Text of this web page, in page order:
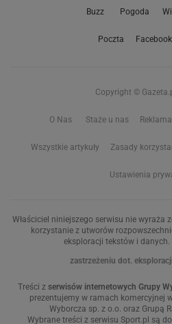
Buzz Pogoda
Poczta Facebook
Copyright ©
O Nas Staże u nas Reklama
Wszystkie artykuły Zasady
Ustawienia
Właściciel niniejszego serwisu nie wyraża
korzystanie z utworów
eksploracji tekstów i
zastrzeżeniu dot.
Treści z serwisów internetowych Grupy
prezentujemy w ramach komercyjnej
Wyborcza sp. z o.o. oraz Grupą
Wybrane treści z serwisu Sport.pl są